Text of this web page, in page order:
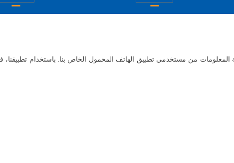
من مستخدمي تطبيق الهاتف المحمول الخاص بنا. باستخدام تطبيقنا،